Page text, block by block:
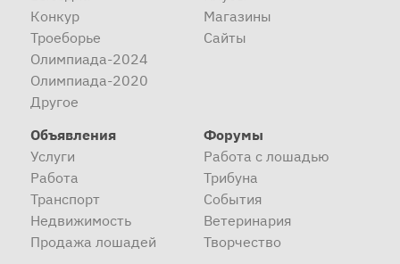
Конкур
Троеборье
Олимпиада-2024
Олимпиада-2020
Другое
Магазины
Сайты
Объявления
Услуги
Работа
Транспорт
Недвижимость
Продажа лошадей
Форумы
Работа с лошадью
Трибуна
События
Ветеринария
Творчество